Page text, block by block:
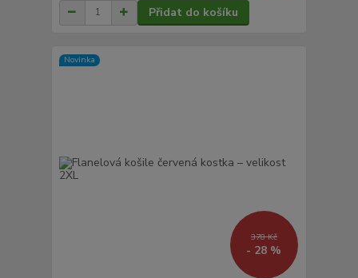
Přidat do košíku
Novinka
378 Kč
- 28 %